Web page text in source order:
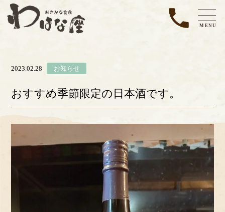
MENU
2023.02.28 お知らせ
おすすめ季節限定の日本酒です。